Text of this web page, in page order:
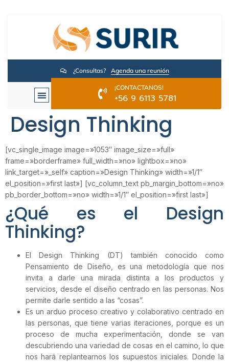
¿Consultas? Agenda una reunión
¡CONTACTANOS!
+56 9 6113 5781
Design Thinking
[vc_single_image image=»1053″ image_size=»full»
frame=»borderframe» full_width=»no» lightbox=»no»
link_target=»_self» caption=»Design Thinking» width=»1/1″
el_position=»first last»] [vc_column_text pb_margin_bottom=»no»
pb_border_bottom=»no» width=»1/1″ el_position=»first last»]
¿Qué es el Design
Thinking?
El Design Thinking (DT) también conocido como
Pensamiento de Diseño, es una metodología que nos
invita a darle una mirada distinta a los productos y
servicios, desde el diseño centrado en las personas. Nos
permite darle sentido a las “cosas”.
Es un arduo proceso creativo y colaborativo centrado en
las personas, que tiene varias iteraciones, porque es un
proceso de mucha experimentación, donde se van
descubriendo una variedad de cosas en el camino, lo que
nos hará replantearnos los supuestos iniciales. Donde la